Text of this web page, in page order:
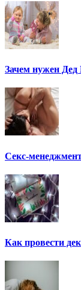
Зачем нужен Дед
Секс-
Как провести